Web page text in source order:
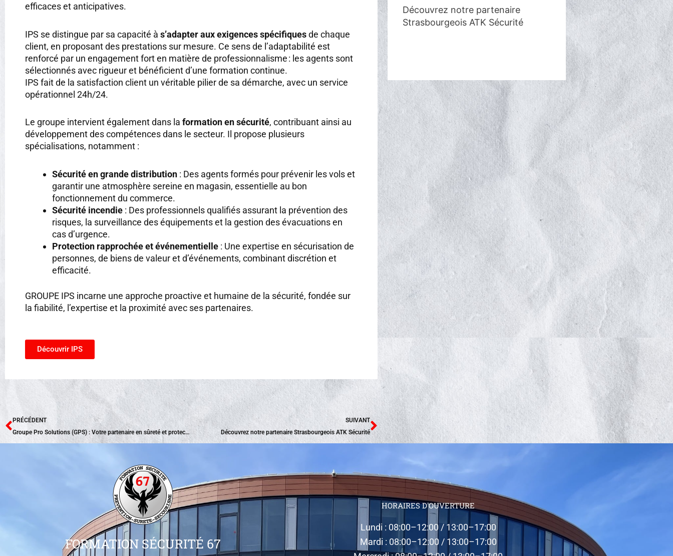
efficaces et anticipatives.
IPS se distingue par sa capacité à s’adapter aux exigences spécifiquesde chaque
client, en proposant des prestations sur mesure. Ce sens de l’adaptabilité est
renforcé par un engagement fort en matière de professionnalisme : les agents sont
sélectionnés avec rigueur et bénéficient d’une formation continue.
IPS fait de la satisfaction client un véritable pilier de sa démarche, avec un service
opérationnel 24h/24.
Le groupe intervient également dans la formation en sécurité, contribuant ainsi au
développement des compétences dans le secteur. Il propose plusieurs
spécialisations, notamment :
Sécurité en grande distribution : Des agents formés pour prévenir les vols et
garantir une atmosphère sereine en magasin, essentielle au bon
fonctionnement du commerce.
Sécurité incendie : Des professionnels qualifiés assurant la prévention des
risques, la surveillance des équipements et la gestion des évacuations en
cas d’urgence.
Protection rapprochée et événementielle : Une expertise en sécurisation de
personnes, de biens de valeur et d’événements, combinant discrétion et
efficacité.
GROUPE IPS incarne une approche proactive et humaine de la sécurité, fondée sur
la fiabilité, l’expertise et la proximité avec ses partenaires.
Découvrir IPS
Précédent
PRÉCÉDENT
Groupe Pro Solutions (GPS) : Votre partenaire en sûreté et protection incendie
SUIVANT
Découvrez notre partenaire Strasbourgeois ATK Sécurité
Suivant
Découvrez notre partenaire
Strasbourgeois ATK Sécurité
FORMATION SÉCURITÉ 67
HORAIRES D'OUVERTURE
Lundi : 08:00–12:00 / 13:00–17:00
Mardi : 08:00–12:00 / 13:00–17:00